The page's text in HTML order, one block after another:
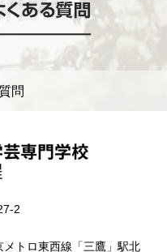
問
2
トロ東西線「三鷹」駅北